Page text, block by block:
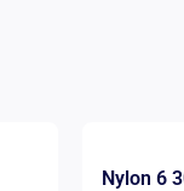
Nylon 6